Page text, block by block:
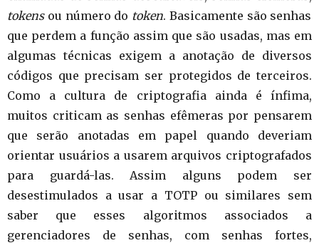
tokensou número do token. Basicamente são senhas
que perdem a função assim que são usadas, mas em
algumas técnicas exigem a anotação de diversos
códigos que precisam ser protegidos de terceiros.
Como a cultura de criptografia ainda é ínfima,
muitos criticam as senhas efêmeras por pensarem
que serão anotadas em papel quando deveriam
orientar usuários a usarem arquivos criptografados
para guardá-las. Assim alguns podem ser
desestimulados a usar a TOTP ou similares sem
saber que esses algoritmos associados a
gerenciadores de senhas, com senhas fortes,